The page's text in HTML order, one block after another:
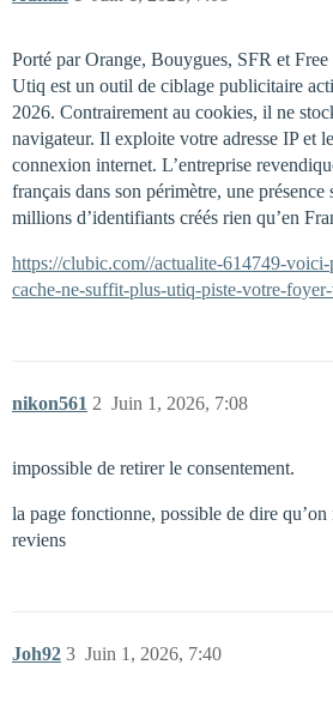
Porté par Orange, Bouygues, SFR et
Utiq est un outil de ciblage publicitaire
2026. Contrairement au cookies, il ne
navigateur. Il exploite votre adresse IP et
connexion internet. L’entreprise
français dans son périmètre, une présence
millions d’identifiants créés rien qu’en
https://clubic.com//actualite-614749-
cache-ne-suffit-plus-utiq-piste-votre-
nikon561 Juin 1, 2026, 7:08
2
impossible de retirer le consentement.
la page fonctionne, possible de dire
reviens
Joh92 Juin 1, 2026, 7:40
3